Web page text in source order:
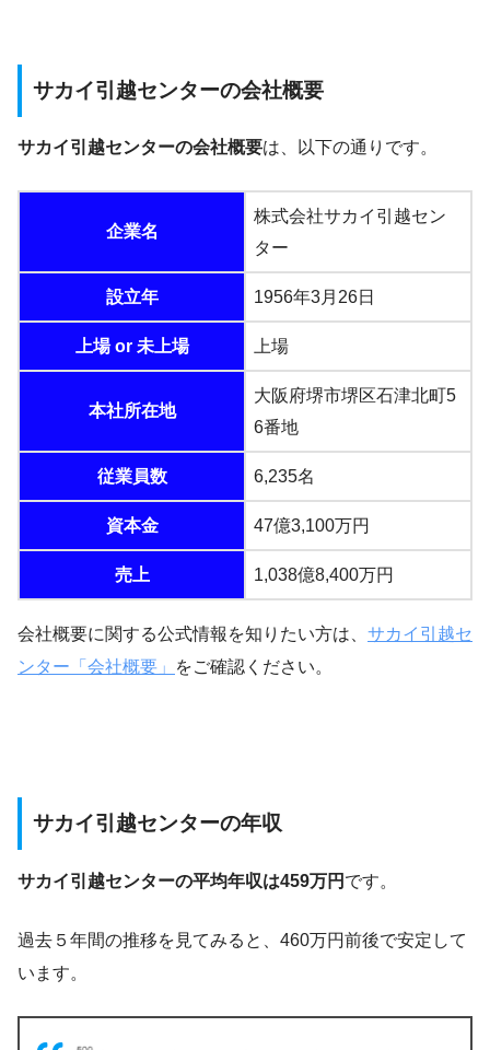
サカイ引越センターの会社概要
サカイ引越センターの会社概要は、以下の通りです。
企業名
株式会社サカイ引越セン
ター
設立年 1956年3月26日
上場 or 未上場 上場
本社所在地
大阪府堺市堺区石津北町5
6番地
従業員数 6,235名
資本金 47億3,100万円
売上 1,038億8,400万円
会社概要に関する公式情報を知りたい方は、 サカイ引越セ
ンター「会社概要」
をご確認ください。
サカイ引越センターの年収
サカイ引越センターの平均年収は459万円 です。
過去５年間の推移を見てみると、460万円前後で安定して
います。